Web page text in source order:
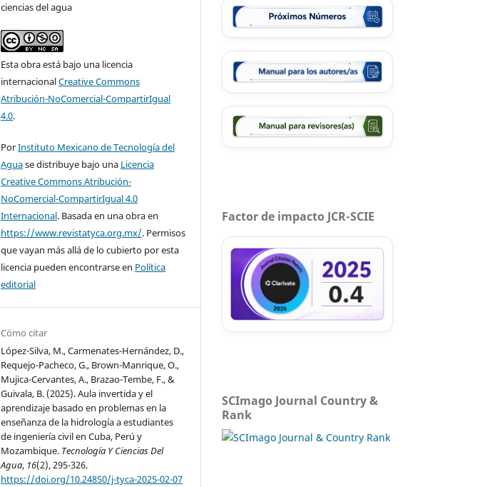
ciencias del agua
Esta obra está bajo una licencia
internacionalCreative Commons
Atribución-NoComercial-CompartirIgual
4.0.
PorInstituto Mexicano de Tecnología del
Aguase distribuye bajo una Licencia
Creative Commons Atribución-
NoComercial-CompartirIgual 4.0
Internacional. Basada en una obra en
https://www.revistatyca.org.mx/. Permisos
que vayan más allá de lo cubierto por esta
licencia pueden encontrarse en Política
editorial
Cómo citar
López-Silva, M., Carmenates-Hernández, D.,
Requejo-Pacheco, G., Brown-Manrique, O.,
Mujica-Cervantes, A., Brazao-Tembe, F., &
Guivala, B. (2025). Aula invertida y el
aprendizaje basado en problemas en la
enseñanza de la hidrología a estudiantes
de ingeniería civil en Cuba, Perú y
Mozambique. Tecnología Y Ciencias Del
Agua, 16(2), 295-326.
https://doi.org/10.24850/j-tyca-2025-02-07
Factor de impacto JCR-SCIE
SCImago Journal Country &
Rank